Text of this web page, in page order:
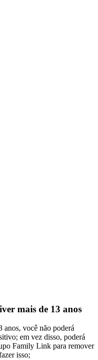
mais de 13 anos
anos, você não poderá
em vez disso, poderá
Family Link para remover
isso;